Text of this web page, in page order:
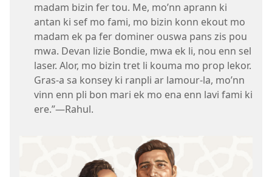
madam bizin fer tou. Me, mo’nn aprann ki
antan ki sef mo fami, mo bizin konn ekout mo
madam ek pa fer dominer ouswa pans zis pou
mwa. Devan lizie Bondie, mwa ek li, nou enn sel
laser. Alor, mo bizin tret li kouma mo prop lekor.
Gras-a sa konsey ki ranpli ar lamour-la, mo’nn
vinn enn pli bon mari ek mo ena enn lavi fami ki
ere.”​—Rahul.